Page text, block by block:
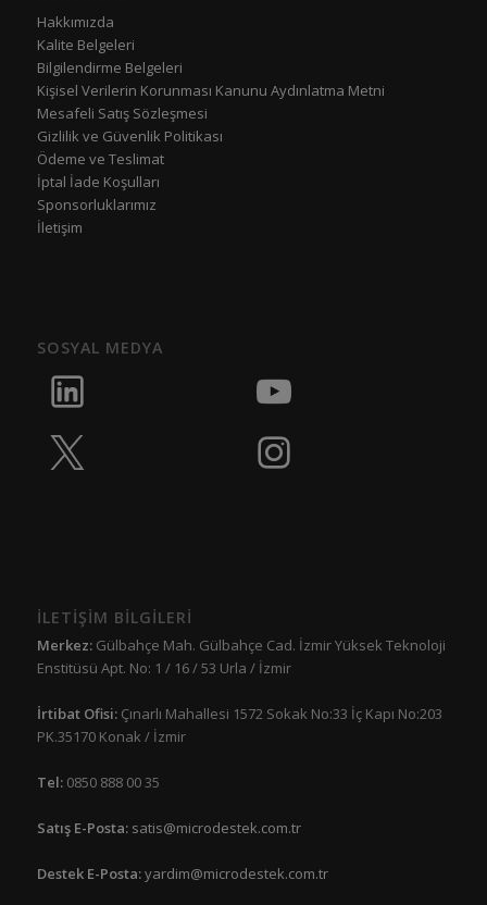
Hakkımızda
Kalite Belgeleri
Bilgilendirme Belgeleri
Kişisel Verilerin Korunması Kanunu Aydınlatma Metni
Mesafeli Satış Sözleşmesi
Gizlilik ve Güvenlik Politikası
Ödeme ve Teslimat
İptal İade Koşulları
Sponsorluklarımız
İletişim
SOSYAL MEDYA
İLETİŞİM BİLGİLERİ
Merkez:Gülbahçe Mah. Gülbahçe Cad. İzmir Yüksek Teknoloji
Enstitüsü Apt. No: 1 / 16 / 53 Urla / İzmir
İrtibat Ofisi: Çınarlı Mahallesi 1572 Sokak No:33 İç Kapı No:203
PK.35170 Konak / İzmir
Tel:0850 888 00 35
Satış E-Posta: satis@microdestek.com.tr
Destek E-Posta:yardim@microdestek.com.tr